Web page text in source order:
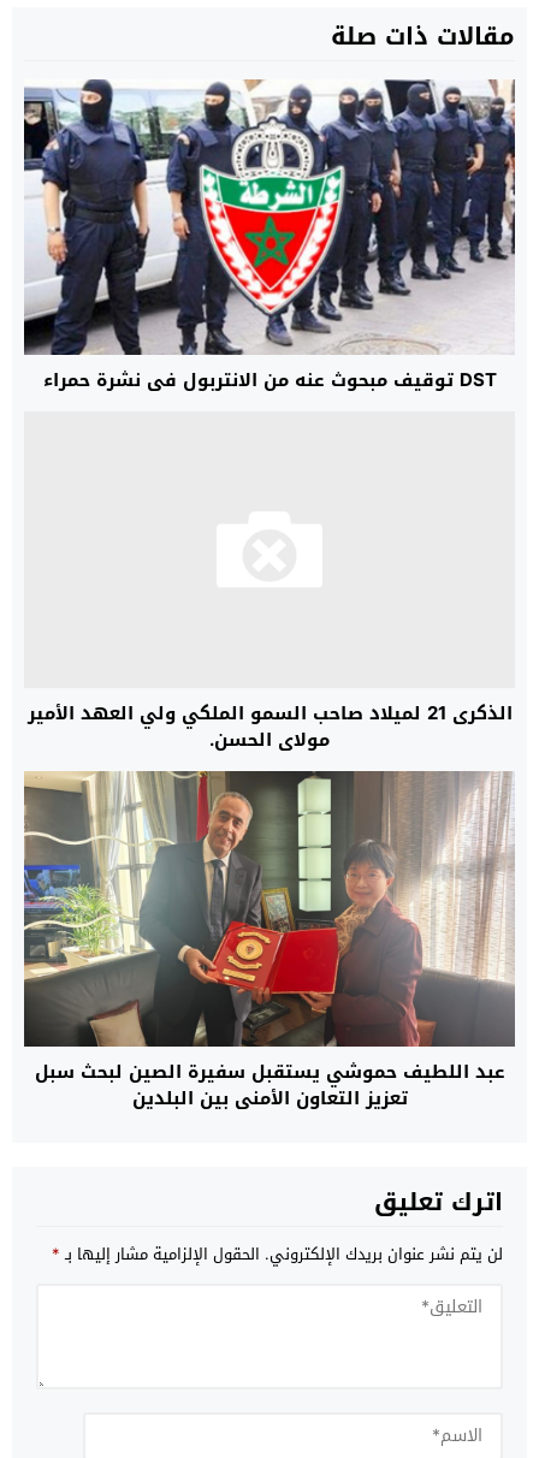
مقالات ذات صلة
DST توقيف مبحوث عنه من الانتربول في نشرة حمراء
الذكرى 21 لميلاد صاحب السمو الملكي ولي العهد الأمير
مولاي الحسن.
عبد اللطيف حموشي يستقبل سفيرة الصين لبحث سبل
تعزيز التعاون الأمني بين البلدين
اترك تعليق
لن يتم نشر عنوان بريدك الإلكتروني. الحقول الإلزامية مشار إليها بـ*